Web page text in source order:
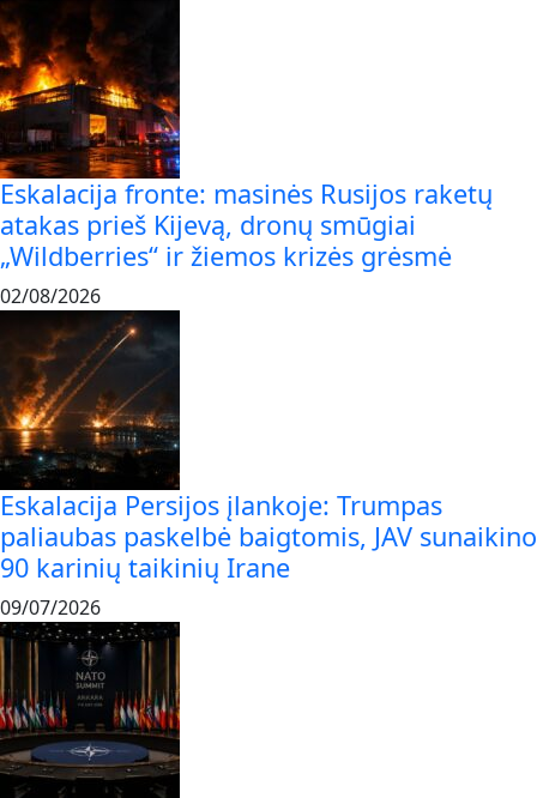
Eskalacija fronte: masinės Rusijos raketų
atakas prieš Kijevą, dronų smūgiai
„Wildberries“ ir žiemos krizės grėsmė
02/08/2026
Eskalacija Persijos įlankoje: Trumpas
paliaubas paskelbė baigtomis, JAV sunaikino
90 karinių taikinių Irane
09/07/2026